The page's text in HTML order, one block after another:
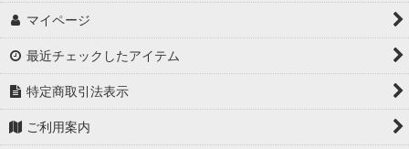
マイページ
最近チェックしたアイテム
特定商取引法表示
ご利用案内